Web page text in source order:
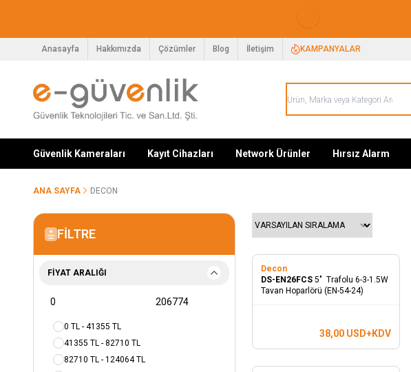
Anasayfa Hakkımızda Çözümler Blog İletişim KAMPANYALAR
Güvenlik Kameraları Kayıt Cihazları Network Ürünler Hırsız Alarm
ANA SAYFA DECON
FILTRE
FIYAT ARALIĞI
0 TL - 41355 TL
41355 TL - 82710 TL
82710 TL - 124064 TL
Decon
DS-EN26FCS 5" Trafolu 6-3-1.5W
Tavan Hoparlörü (EN-54-24)
38,00USD+KDV